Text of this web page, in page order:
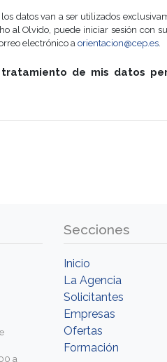
datos van a ser utilizados
al Olvido, puede iniciar sesión con
electrónico a orientacion@cep.es
de mis datos
a
Secciones
Inicio
La Agencia
Solicitantes
Empresas
Ofertas
Formación